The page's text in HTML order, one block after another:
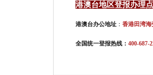
港澳台地区登报办理
港澳台办公地址 ： 香港田湾海
全国统一登报热线： 400-687-